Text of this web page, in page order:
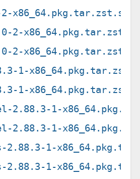
2-x86_64.pkg.tar.zst.sig
2-x86_64.pkg.tar.zst
2-
1-x86_64.pkg.tar.zst
1-
2.88.3-1-
2.88.3-1-
2.88.3-1-
2.88.3-1-